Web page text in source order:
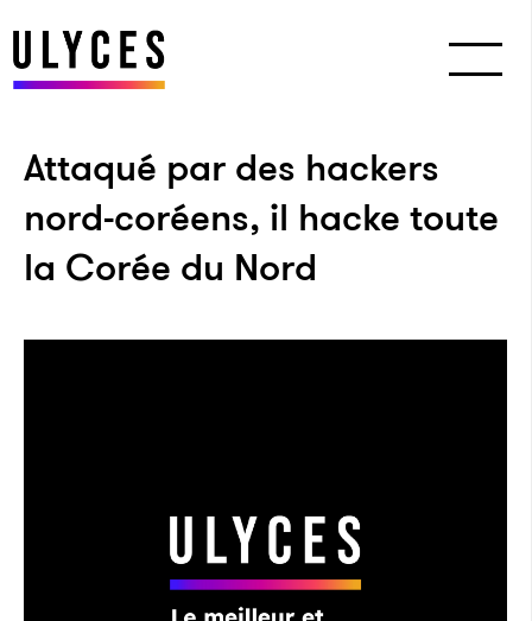
Attaqué par des hackers
nord-coréens, il hacke toute
la Corée du Nord